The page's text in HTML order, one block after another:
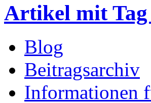
Artikel mit Tag
Blog
Beitragsarchiv
Informationen